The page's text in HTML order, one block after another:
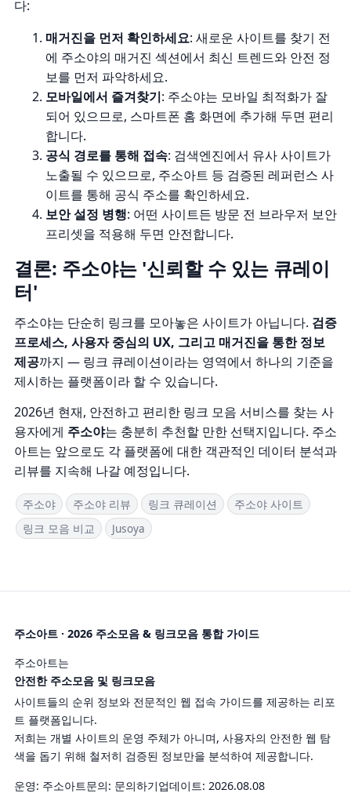
다:
매거진을 먼저 확인하세요: 새로운 사이트를 찾기 전
에 주소야의 매거진 섹션에서 최신 트렌드와 안전 정
보를 먼저 파악하세요.
모바일에서 즐겨찾기: 주소야는 모바일 최적화가 잘
되어 있으므로, 스마트폰 홈 화면에 추가해 두면 편리
합니다.
공식 경로를 통해 접속: 검색엔진에서 유사 사이트가
노출될 수 있으므로, 주소아트 등 검증된 레퍼런스 사
이트를 통해 공식 주소를 확인하세요.
보안 설정 병행: 어떤 사이트든 방문 전 브라우저 보안
프리셋을 적용해 두면 안전합니다.
결론: 주소야는 '신뢰할 수 있는 큐레이
터'
주소야는 단순히 링크를 모아놓은 사이트가 아닙니다. 검증
프로세스, 사용자 중심의 UX, 그리고 매거진을 통한 정보
제공까지 — 링크 큐레이션이라는 영역에서 하나의 기준을
제시하는 플랫폼이라 할 수 있습니다.
2026년 현재, 안전하고 편리한 링크 모음 서비스를 찾는 사
용자에게 주소야는 충분히 추천할 만한 선택지입니다. 주소
아트는 앞으로도 각 플랫폼에 대한 객관적인 데이터 분석과
리뷰를 지속해 나갈 예정입니다.
주소야 주소야 리뷰 링크 큐레이션
주소야 사이트
링크 모음 비교
Jusoya
주소아트 · 2026 주소모음 & 링크모음 통합 가이드
주소아트는
안전한 주소모음 및 링크모음
사이트들의 순위 정보와 전문적인 웹 접속 가이드를 제공하는 리포
트 플랫폼입니다.
저희는 개별 사이트의 운영 주체가 아니며, 사용자의 안전한 웹 탐
색을 돕기 위해 철저히 검증된 정보만을 분석하여 제공합니다.
운영: 주소아트문의: 문의하기업데이트: 2026.08.08